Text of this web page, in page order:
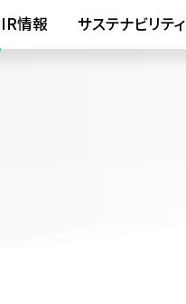
IR情報 サステナビリティ